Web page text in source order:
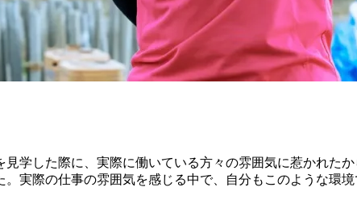
学した際に、実際に働いている方々の雰囲気に惹かれた
実際の仕事の雰囲気を感じる中で、自分もこのような環